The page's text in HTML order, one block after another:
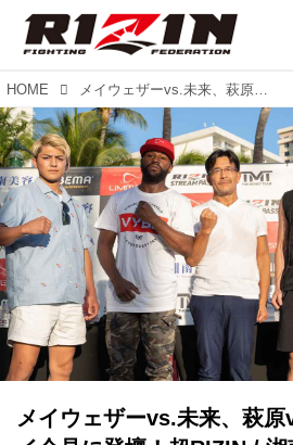
HOME メイウェザーvs.未来、萩原vs.鈴木千裕がハワイ会見に登壇！超RIZIN / 湘南美容クリニック presents RIZIN.38 対戦カード発表記者会見
メイウェザーvs.未来、萩